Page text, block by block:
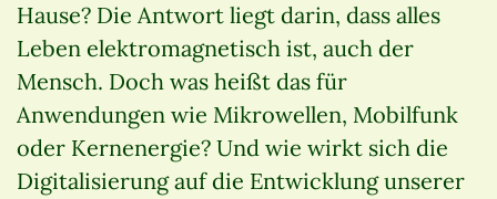
Hause? Die Antwort liegt darin, dass alles
Leben elektromagnetisch ist, auch der
Mensch. Doch was heißt das für
Anwendungen wie Mikrowellen, Mobilfunk
oder Kernenergie? Und wie wirkt sich die
Digitalisierung auf die Entwicklung unserer